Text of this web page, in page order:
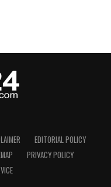
EDITORIAL POLICY
PRIVACY POLICY